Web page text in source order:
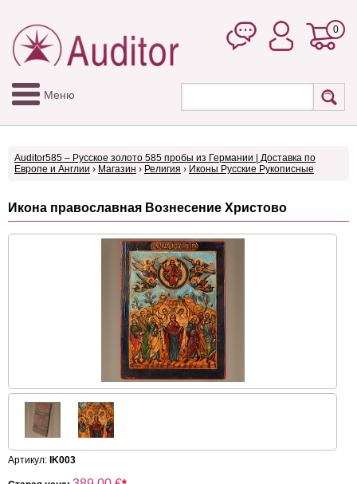
0
Меню
Auditor585 – Русское золото 585 пробы из Германии | Доставка по
Европе и Англии › Магазин › Религия › Иконы Русские Рукописные
Икона православная Вознесение Христово
Артикул: IK003